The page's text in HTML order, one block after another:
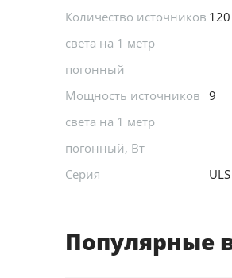
Количество источников
света на 1 метр
погонный
120
Мощность источников
света на 1 метр
погонный, Вт
9
Серия ULS
Популярные